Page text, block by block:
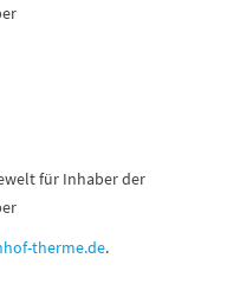
für Inhaber der
therme.de.